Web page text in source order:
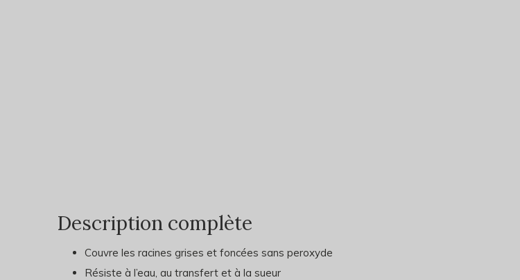
Description complète
Couvre les racines grises et foncées sans peroxyde
Résiste à l’eau, au transfert et à la sueur